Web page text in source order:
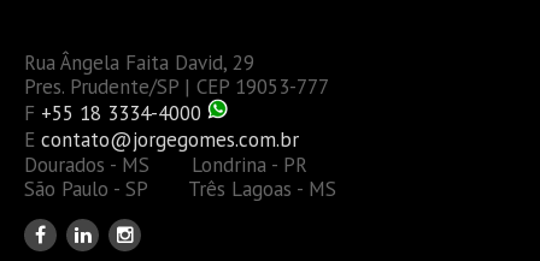
Rua Ângela Faita David, 29
Pres. Prudente/SP | CEP 19053-777
F +55 18 3334-4000
E contato@jorgegomes.com.br
Dourados - MS Londrina - PR
São Paulo - SP Três Lagoas - MS